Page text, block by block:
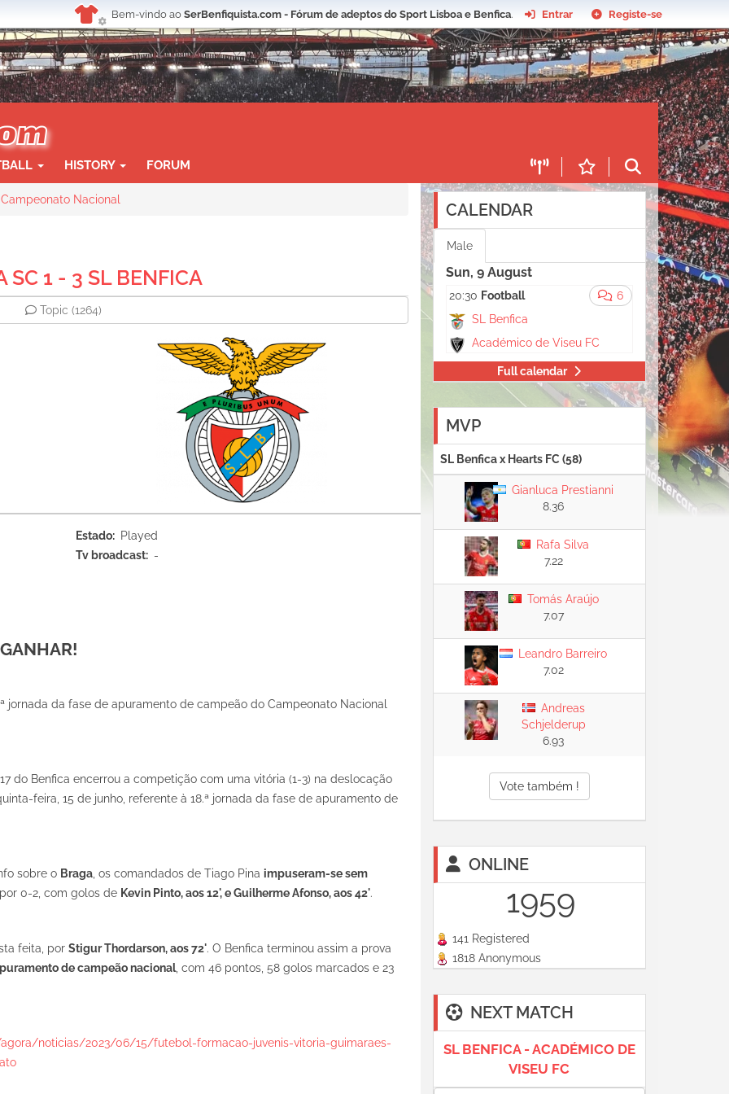
Bem-vindo ao SerBenfiquista.com - Fórum de adeptos do Sport Lisboa e Benfica. Entrar Registe-se
HISTORY FORUM
Campeonato Nacional
SC 1 - 3 SL BENFICA
Topic (1264)
Estado
Played
Tv broadcast
-
jornada da fase de apuramento de campeão do Campeonato Nacional
do Benfica encerrou a competição com uma vitória (1-3) na deslocação
feira, 15 de junho, referente à 18.ª jornada da fase de apuramento de
sobre o Braga , os comandados de Tiago Pina impuseram-se sem
0-2, com golos de Kevin Pinto, aos 12', e Guilherme Afonso, aos 42'.
feita, por Stigur Thordarson, aos 72'. O Benfica terminou assim a prova
de campeão nacional, com 46 pontos, 58 golos marcados e 23
noticias/2023/06/15/futebol-formacao-juvenis-vitoria-guimaraes-
CALENDAR
Male
Sun, 9 August
6
20:30 Football
SL Benfica
Académico de Viseu FC
Full calendar
MVP
SL Benfica x Hearts FC (58)
Gianluca Prestianni
8.36
Rafa Silva
7.22
Tomás Araújo
7.07
Leandro Barreiro
7.02
Andreas
Schjelderup
6.93
Vote também !
ONLINE
1959
141 Registered
1818 Anonymous
NEXT MATCH
SL BENFICA - ACADÉMICO DE
VISEU FC